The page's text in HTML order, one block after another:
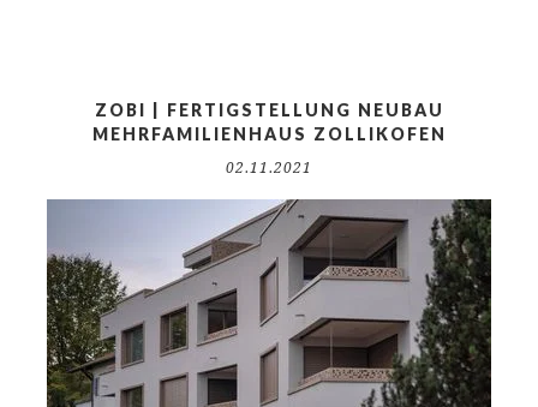
ZOBI | FERTIGSTELLUNG NEUBAU
MEHRFAMILIENHAUS ZOLLIKOFEN
02.11.2021